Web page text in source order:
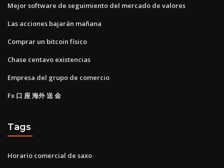
Mejor software de seguimiento del mercado de valores
Las acciones bajarán mañana
Comprar un bitcoin físico
Chase centavo existencias
Empresa del grupo de comercio
Fx 口 座 海外 送 金
Tags
Horario comercial de saxo